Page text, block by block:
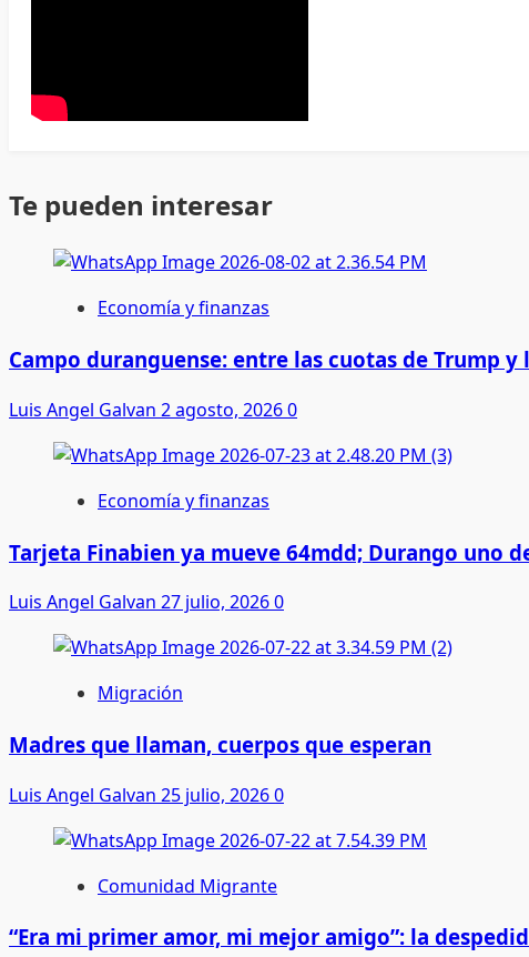
Te pueden interesar
Economía y finanzas
Campo duranguense: entre las cuotas de Trump
Luis Angel Galvan 2 agosto, 20260
Economía y finanzas
Tarjeta Finabien ya mueve 64mdd; Durango uno
Luis Angel Galvan 27 julio, 20260
Migración
Madres que llaman, cuerpos que esperan
Luis Angel Galvan 25 julio, 20260
Comunidad Migrante
“Era mi primer amor, mi mejor amigo”: la